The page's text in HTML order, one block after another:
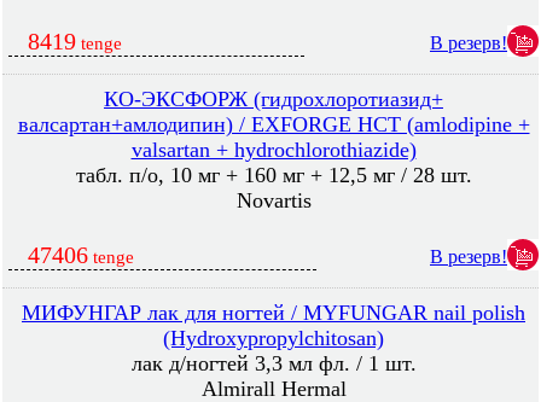
8419 tenge В резерв!
КО-ЭКСФОРЖ (гидрохлоротиазид+
валсартан+амлодипин) / EXFORGE HCT (amlodipine +
valsartan + hydrochlorothiazide)
табл. п/о, 10 мг + 160 мг + 12,5 мг / 28 шт.
Novartis
47406 tenge В резерв!
МИФУНГАР лак для ногтей / MYFUNGAR nail polish
(Hydroxypropylchitosan)
лак д/ногтей 3,3 мл фл. / 1 шт.
Almirall Hermal